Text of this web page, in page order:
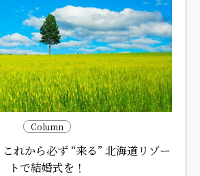
Column
れから必ず “来る” 北海道リゾー
トで結婚式を！